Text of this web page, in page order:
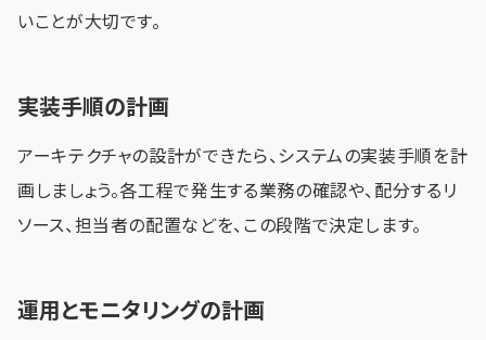
いことが大切です。
実装手順の計画
アーキテクチャの設計ができたら、システムの実装手順を計
画しましょう。各工程で発生する業務の確認や、配分するリ
ソース、担当者の配置などを、この段階で決定します。
運用とモニタリングの計画